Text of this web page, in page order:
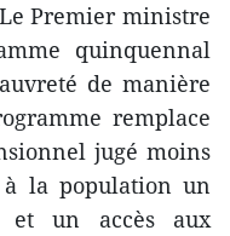
Premier ministre
quinquennal
de manière
remplace
jugé moins
la population un
un accès aux